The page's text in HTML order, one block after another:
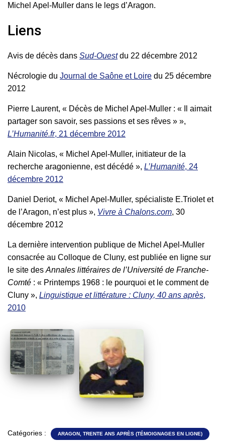
Michel Apel-Muller dans le legs d’Aragon.
Liens
Avis de décès dans Sud-Ouestdu 22 décembre 2012
Nécrologie du Journal de Saône et Loire du 25 décembre
2012
Pierre Laurent, « Décès de Michel Apel-Muller : « Il aimait
partager son savoir, ses passions et ses rêves » »,
L’Humanité.fr, 21 décembre 2012
Alain Nicolas, « Michel Apel-Muller, initiateur de la
recherche aragonienne, est décédé », L’Humanité, 24
décembre 2012
Daniel Deriot, « Michel Apel-Muller, spécialiste E.Triolet et
de l’Aragon, n’est plus », Vivre à Chalons.com, 30
décembre 2012
La dernière intervention publique de Michel Apel-Muller
consacrée au Colloque de Cluny, est publiée en ligne sur
le site des Annales littéraires de l’Université de Franche-
Comté : « Printemps 1968 : le pourquoi et le comment de
Cluny », Linguistique et littérature : Cluny, 40 ans après,
2010
Catégories : ARAGON, TRENTE ANS APRÈS (TÉMOIGNAGES EN LIGNE)